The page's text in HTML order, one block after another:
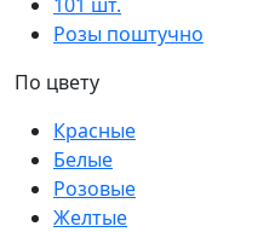
Розы поштучно
По цвету
Красные
Белые
Розовые
Желтые